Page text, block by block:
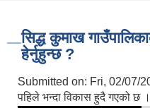
सिद्ध कुमाख
हेर्नुहुन्छ ?
Submitted on: Fri, 02/07/
पहिले भन्दा विकास हुदै गएको छ ।